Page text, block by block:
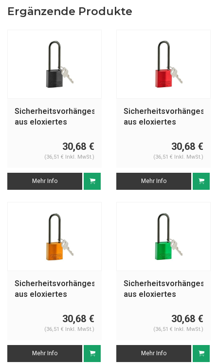
Ergänzende Produkte
Sicherheitsvorhängeschloss
aus eloxiertes
30,68 €
(36,51 € Inkl. MwSt.)
Mehr Info
aus eloxiertes
30,68 €
(36,51 € Inkl. MwSt.)
Mehr Info
Sicherheitsvorhängeschloss
aus eloxiertes
30,68 €
(36,51 € Inkl. MwSt.)
Mehr Info
aus eloxiertes
30,68 €
(36,51 € Inkl. MwSt.)
Mehr Info